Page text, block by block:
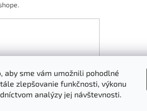
aby sme vám umožnili pohodlné
zlepšovanie funkčnosti, výkonu
analýzy jej návštevnosti.
Shoptet.sk